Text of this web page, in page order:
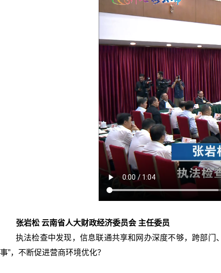
张岩松 云南省人大财政经济委员会 主任委员
执法检查中发现，信息联通共享和网办深度不够，跨部门
事”，不断促进营商环境优化？